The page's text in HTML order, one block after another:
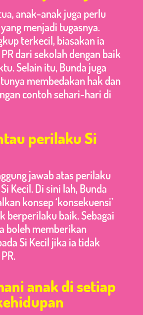
anak-anak juga perlu
menjadi tugasnya.
terkecil, biasakan ia
dari sekolah dengan baik
Selain itu, Bunda juga
membedakan hak dan
contoh sehari-hari di
perilaku Si
jawab atas perilaku
Kecil. Di sini lah, Bunda
konsep ‘konsekuensi’
berperilaku baik. Sebagai
boleh memberikan
Si Kecil jika ia tidak
anak di setiap